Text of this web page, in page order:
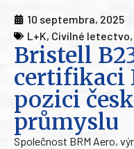
10 septembra, 2025
L+K, Civilné letectvo,
Bristell
certifikaci
pozici
průmyslu
Společnost BRM Aero,